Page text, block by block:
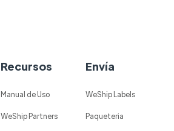
Recursos
Manual de Uso
WeShip Partners
Envía
WeShip Labels
Paqueteria